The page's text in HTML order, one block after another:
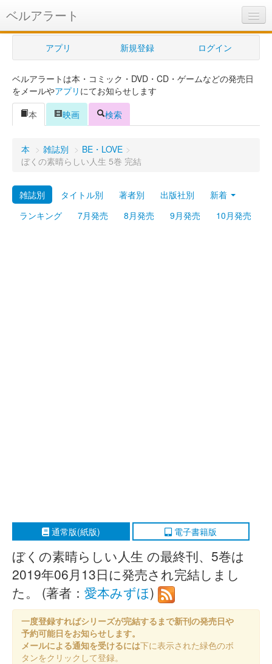
ベルアラート
ベルアラートとは
ヘルプ
新規登録
ログイン
購入管理
Myシェルフ
プレミアム
アプリ 新規登録 ログイン
ベルアラートは本・コミック・DVD・CD・ゲームなどの発売日
をメールやアプリ にてお知らせします
本
映画 検索
本 > 雑誌別 > BE・LOVE >
ぼくの素晴らしい人生 5巻 完結
雑誌別 タイトル別 著者別 出版社別
新着
ランキング
7月発売 8月発売 9月発売 10月発売
通常版(紙版) 電子書籍版
ぼくの素晴らしい人生 の最終刊、5巻は
2019年06月13日に発売され完結しまし
た。 (著者： 愛本みずほ)
一度登録すればシリーズが完結するまで新刊の発売日や
予約可能日をお知らせします。
メールによる通知を受けるには下に表示された緑色のボ
タンをクリックして登録。